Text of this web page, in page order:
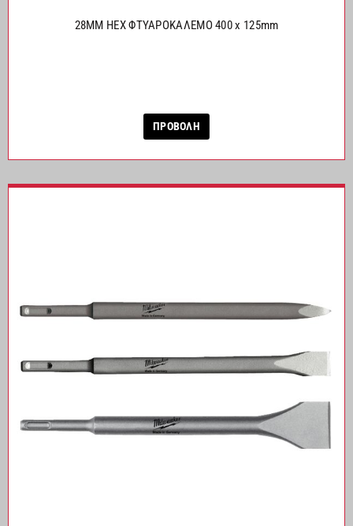
28MM HEX ΦΤΥΑΡΟΚΑΛΕΜΟ 400 x 125mm
ΠΡΟΒΟΛΗ